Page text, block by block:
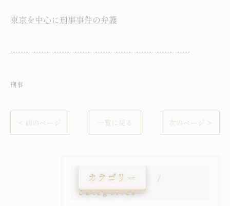
東京を中心に刑事事件の弁護
----------------------------------------------------------------------
刑事
< 前のページ 一覧に戻る 次のページ >
カテゴリー
Categories